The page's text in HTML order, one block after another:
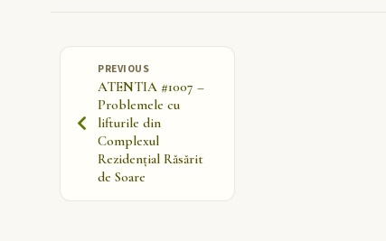
PREVIOUS
ATENTIA #1007 –
Problemele cu
lifturile din
Complexul
Rezidențial Răsărit
de Soare